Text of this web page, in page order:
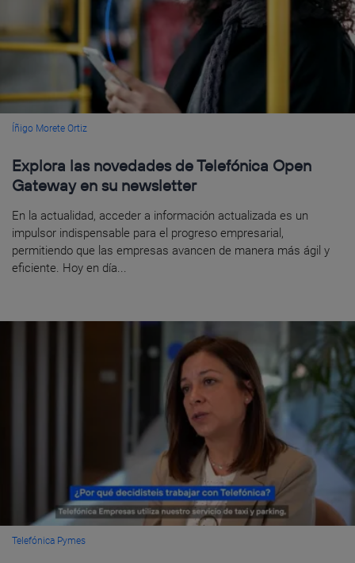
Íñigo Morete Ortiz
Explora las novedades de Telefónica Open
Gateway en su newsletter
En la actualidad, acceder a información actualizada es un
impulsor indispensable para el progreso empresarial,
permitiendo que las empresas avancen de manera más ágil y
eficiente. Hoy en día...
Telefónica Pymes